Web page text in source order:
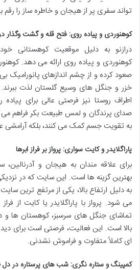
تواند سفری پر از هیجان و خاطره ساز را رقم
کوهنوردی و پیاده روی: فتح قله و گشت وگذار
درازنو به دلیل موقعیت کوهستانی
کوهنوردی و پیاده روی ارائه می دهد.
صعود کرده و از چشم اندازهای پانورامیک
خزر و جنگل های وسیع گلستان لذت
اطراف روستا نیز فرصتی عالی برای
صدای پرندگان و لمس طبیعت بکر فراهم می
به تقویت جسم کمک می کنند، بلکه آرامشی
پاراگلایدر و کایت سواری: پرواز بر فراز ابرها
برای علاقه مندان به هیجان و آدرنالین،
بهترین گزینه ها است. این سایت که در
به دلیل ارتفاع بالا، یکی از مرتفع ترین
می شود. پرواز با پاراگلایدر یا کایت از
تماشای جنگل های سرسبز، کوهستان ها
بالا است. این فعالیت، فرصتی است برای دیدن
ای کاملاً متفاوت و فراموش نشدنی.
کمپینگ و ستاره نگری: شب های پرستاره در